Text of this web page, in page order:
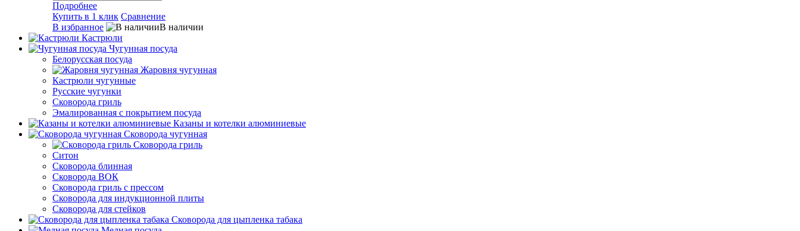
Подробнее
Купить в 1 клик Сравнение
В избранное
В наличии
Кастрюли
Чугунная посуда
Белорусская посуда
Жаровня чугунная
Кастрюли чугунные
Русские чугунки
Сковорода гриль
Эмалированная с покрытием посуда
Казаны и котелки алюминиевые
Сковорода чугунная
Сковорода гриль
Ситон
Сковорода блинная
Сковорода ВОК
Сковорода гриль с прессом
Сковорода для индукционной плиты
Сковорода для стейков
Сковорода для цыпленка табака